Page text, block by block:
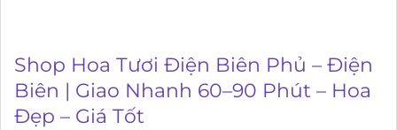
Shop Hoa Tươi Điện Biên Phủ – Điện
Biên | Giao Nhanh 60–90 Phút – Hoa
Đẹp – Giá Tốt